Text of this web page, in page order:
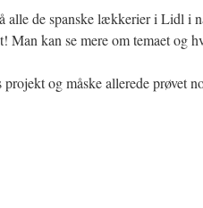
alle de spanske lækkerier i Lidl i
Man kan se mere om temaet og
og måske allerede prøvet